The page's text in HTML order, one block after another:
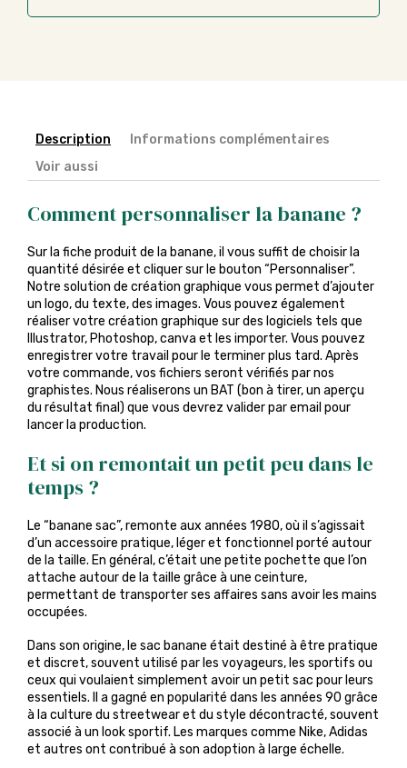
Description
Informations complémentaires
Voir aussi
Comment personnaliser la banane ?
Sur la fiche produit de la banane, il vous suffit de choisir la
quantité désirée et cliquer sur le bouton “Personnaliser”.
Notre solution de création graphique vous permet d’ajouter
un logo, du texte, des images. Vous pouvez également
réaliser votre création graphique sur des logiciels tels que
Illustrator, Photoshop, canva et les importer. Vous pouvez
enregistrer votre travail pour le terminer plus tard. Après
votre commande, vos fichiers seront vérifiés par nos
graphistes. Nous réaliserons un BAT (bon à tirer, un aperçu
du résultat final) que vous devrez valider par email pour
lancer la production.
Et si on remontait un petit peu dans le
temps ?
Le “banane sac”, remonte aux années 1980, où il s’agissait
d’un accessoire pratique, léger et fonctionnel porté autour
de la taille. En général, c’était une petite pochette que l’on
attache autour de la taille grâce à une ceinture,
permettant de transporter ses affaires sans avoir les mains
occupées.
Dans son origine, le sac banane était destiné à être pratique
et discret, souvent utilisé par les voyageurs, les sportifs ou
ceux qui voulaient simplement avoir un petit sac pour leurs
essentiels. Il a gagné en popularité dans les années 90 grâce
à la culture du streetwear et du style décontracté, souvent
associé à un look sportif. Les marques comme Nike, Adidas
et autres ont contribué à son adoption à large échelle.